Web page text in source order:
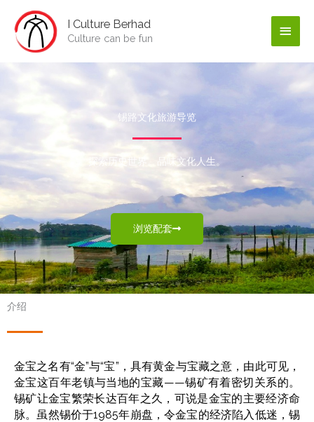
content
I Culture Berhad
Culture can be fun
Main
锡路文化旅游导览
探索历史世界。品味文化人生。
浏览配套
介绍
金宝之名有“金”与“宝”，具有黄金与宝藏之意，由此可见，
金宝这百年老镇与当地的宝藏——锡矿有着密切关系的。
锡矿让金宝繁荣长达百年之久，可说是金宝的主要经济命
脉。虽然锡价于1985年崩盘，令金宝的经济陷入低迷，锡